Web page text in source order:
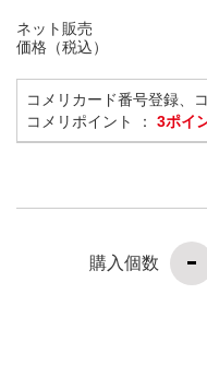
ネット販売
価格（税込）
コメリカード番号登録、
コメリポイント ： 3ポイ
購入個数